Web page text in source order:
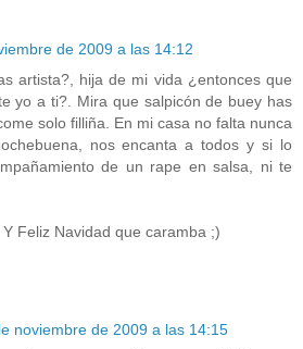
de 2009 a las 14:12
artista?, hija de mi vida ¿entonces que
yo a ti?. Mira que salpicón de buey has
solo filliña. En mi casa no falta nunca
nos encanta a todos y si lo
de un rape en salsa, ni te
Feliz Navidad que caramba ;)
noviembre de 2009 a las 14:15